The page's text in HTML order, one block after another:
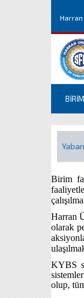
Birim
Harran
olarak
KYBS
olup,